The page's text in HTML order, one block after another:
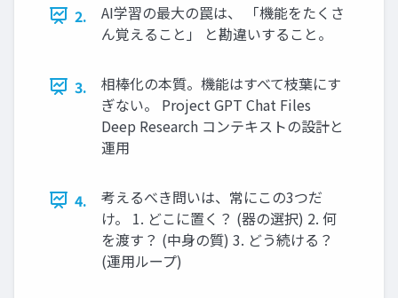
2.
AI学習の最大の罠は、 「機能をたくさ
ん覚えること」 と勘違いすること。
3.
相棒化の本質。機能はすべて枝葉にす
ぎない。 Project GPT Chat Files
Deep Research コンテキストの設計と
運用
4.
考えるべき問いは、常にこの3つだ
け。 1. どこに置く？ (器の選択) 2. 何
を渡す？ (中身の質) 3. どう続ける？
(運用ループ)